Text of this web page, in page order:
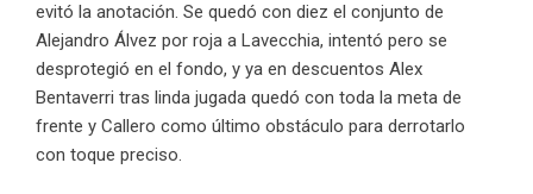
evitó la anotación. Se quedó con diez el conjunto de
Alejandro Álvez por roja a Lavecchia, intentó pero se
desprotegió en el fondo, y ya en descuentos Alex
Bentaverri tras linda jugada quedó con toda la meta de
frente y Callero como último obstáculo para derrotarlo
con toque preciso.